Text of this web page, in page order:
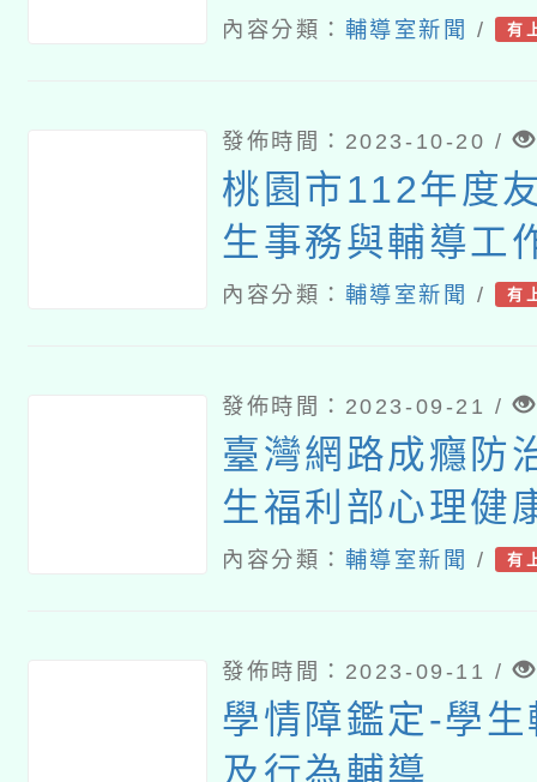
內容分類： 輔導室新聞 / 有
發佈時間：2023-10-20 /
桃園市112年度
生事務與輔導工
中、國中及國小
計甄選活動實施
內容分類： 輔導室新聞 / 有
發佈時間：2023-09-21 /
臺灣網路成癮防
生福利部心理健
理「112年度網
共同核心課程」
內容分類： 輔導室新聞 / 有
發佈時間：2023-09-11 /
學情障鑑定-學
及行為輔導